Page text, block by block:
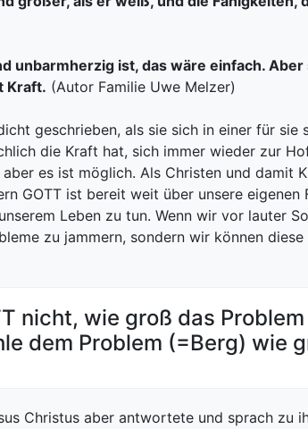
unbarmherzig ist, das wäre einfach.
Kraft. (Autor Familie Uwe Melzer)
geschrieben, als sie sich in einer für
die Kraft hat, sich immer wieder zur
es ist möglich. Als Christen und damit
GOTT ist bereit weit über unsere
Leben zu tun. Wenn wir vor lauter
zu jammern, sondern wir können
nicht, wie groß das
dem Problem (=Berg) wie
Christus aber antwortete und sprach zu